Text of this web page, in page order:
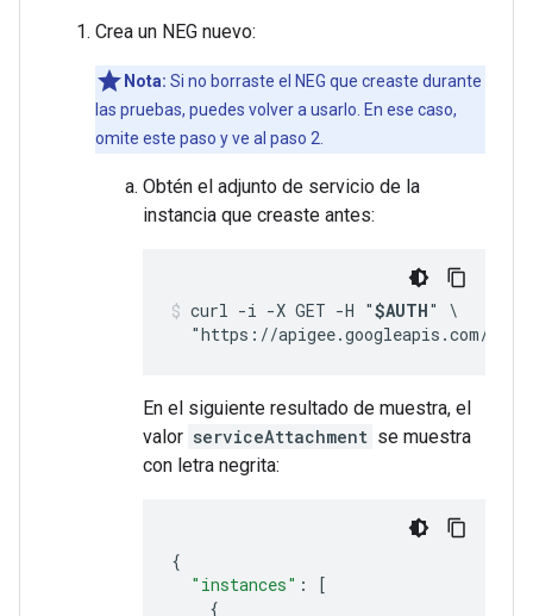
Crea un NEG nuevo:
Nota: Si no borraste el NEG que creaste durante
las pruebas, puedes volver a usarlo. En ese caso,
omite este paso y ve al paso 2.
Obtén el adjunto de servicio de la
instancia que creaste antes:
curl -i -X GET -H "$AUTH" \
"https://apigee.googleapis.com/v1/
En el siguiente resultado de muestra, el
valor serviceAttachment se muestra
con letra negrita:
{
"instances" :
[
{